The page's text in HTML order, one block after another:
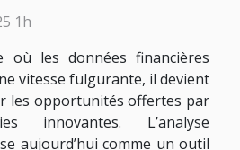
1h
où les données financières
vitesse fulgurante, il devient
les opportunités offertes par
innovantes. L’analyse
aujourd’hui comme un outil